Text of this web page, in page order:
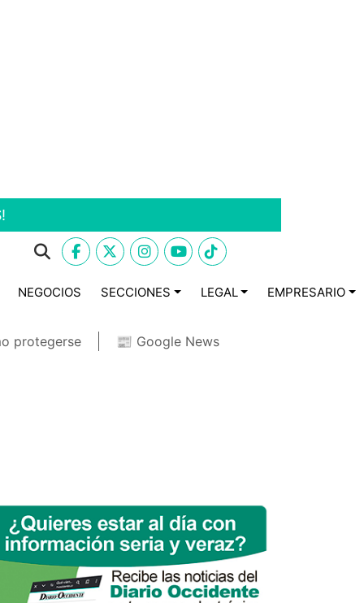
NEGOCIOS SECCIONES LEGAL EMPRESARIO
protegerse 📰 Google News